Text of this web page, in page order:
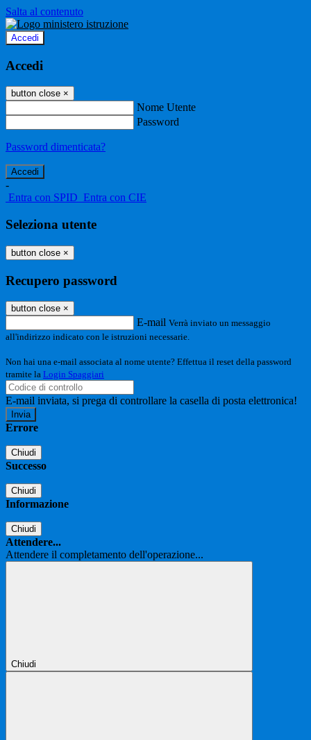
Salta al contenuto
Accedi
Accedi
button close ×
Nome Utente
Password
Password dimenticata?
-
Entra con SPID Entra con CIE
Seleziona utente
button close ×
Recupero password
button close ×
E-mail Verrà inviato un messaggio
all'indirizzo indicato con le istruzioni necessarie.
Non hai una e-mail associata al nome utente? Effettua il reset della password
tramite la Login Spaggiari
E-mail inviata, si prega di controllare la casella di posta elettronica!
Errore
Chiudi
Successo
Chiudi
Informazione
Chiudi
Attendere...
Attendere il completamento dell'operazione...
Chiudi